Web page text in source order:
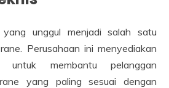
yang unggul menjadi salah satu
Perusahaan ini menyediakan
untuk membantu pelanggan
yang paling sesuai dengan